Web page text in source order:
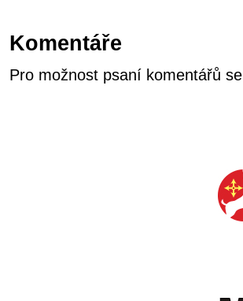
Komentáře
Pro možnost psaní komentářů se